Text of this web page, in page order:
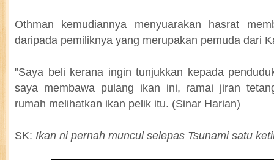
Othman kemudiannya menyuarakan hasrat
daripada pemiliknya yang merupakan pemuda dari
"Saya beli kerana ingin tunjukkan kepada
saya membawa pulang ikan ini, ramai jiran
rumah melihatkan ikan pelik itu. (Sinar Harian)
SK: Ikan ni pernah muncul selepas Tsunami satu